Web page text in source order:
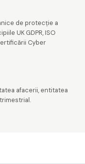
de protecție a
UK GDPR, ISO
Cyber
afacerii, entitatea